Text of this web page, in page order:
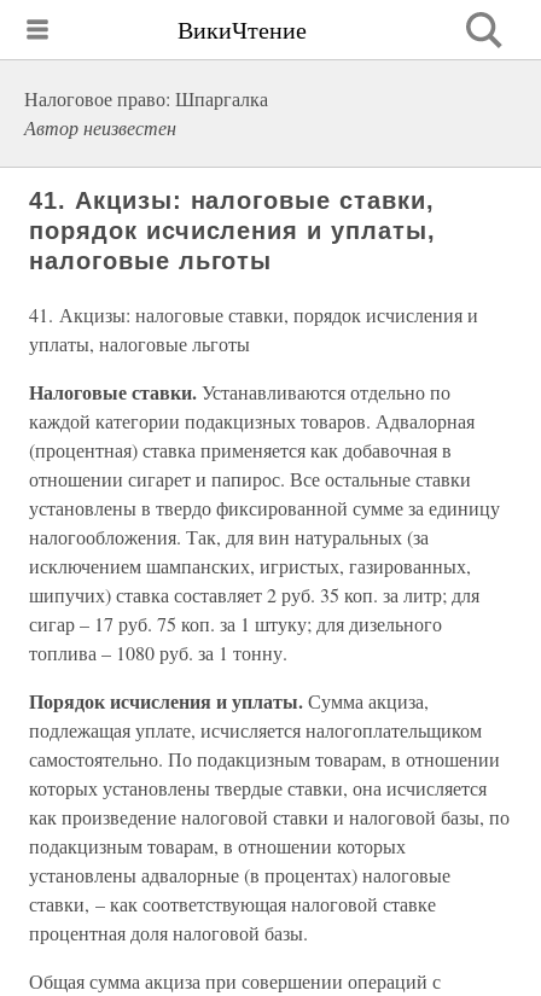
ВикиЧтение
Налоговое право: Шпаргалка
Автор неизвестен
41. Акцизы: налоговые ставки,
порядок исчисления и уплаты,
налоговые льготы
41. Акцизы: налоговые ставки, порядок исчисления и
уплаты, налоговые льготы
Налоговые ставки.Устанавливаются отдельно по
каждой категории подакцизных товаров. Адвалорная
(процентная) ставка применяется как добавочная в
отношении сигарет и папирос. Все остальные ставки
установлены в твердо фиксированной сумме за единицу
налогообложения. Так, для вин натуральных (за
исключением шампанских, игристых, газированных,
шипучих) ставка составляет 2 руб. 35 коп. за литр; для
сигар – 17 руб. 75 коп. за 1 штуку; для дизельного
топлива – 1080 руб. за 1 тонну.
Порядок исчисления и уплаты.Сумма акциза,
подлежащая уплате, исчисляется налогоплательщиком
самостоятельно. По подакцизным товарам, в отношении
которых установлены твердые ставки, она исчисляется
как произведение налоговой ставки и налоговой базы, по
подакцизным товарам, в отношении которых
установлены адвалорные (в процентах) налоговые
ставки, – как соответствующая налоговой ставке
процентная доля налоговой базы.
Общая сумма акциза при совершении операций с